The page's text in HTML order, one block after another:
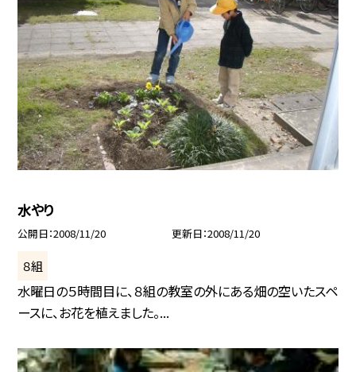
水やり
公開日 2008/11/20 更新日 2008/11/20
８組
水曜日の５時間目に、８組の教室の外にある畑の空いたスペ
ースに、お花を植えました。...